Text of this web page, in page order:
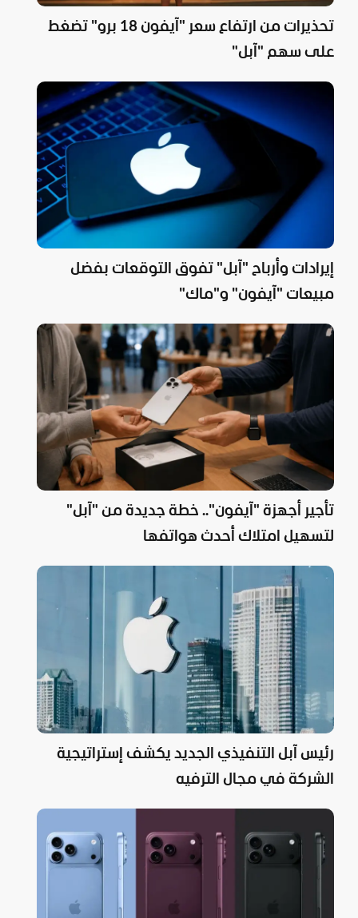
تحذيرات من ارتفاع سعر "آيفون 18 برو" تضغط
على سهم "آبل"
إيرادات وأرباح "آبل" تفوق التوقعات بفضل
مبيعات "آيفون" و"ماك"
تأجير أجهزة "آيفون".. خطة جديدة من "آبل"
لتسهيل امتلاك أحدث هواتفها
رئيس آبل التنفيذي الجديد يكشف إستراتيجية
الشركة في مجال الترفيه